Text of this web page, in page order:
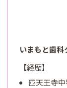
いまもと歯
【経歴】
四天王寺